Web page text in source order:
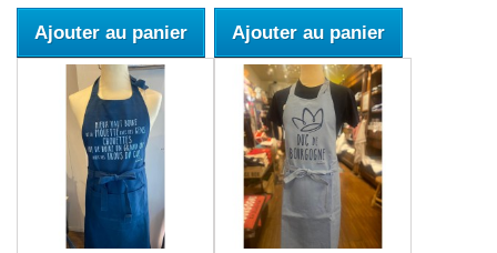
Ajouter au panier Ajouter au panier